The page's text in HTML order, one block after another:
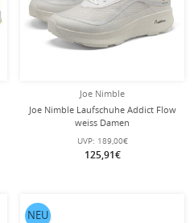
Joe Nimble
Joe Nimble Laufschuhe Addict Flow
weiss Damen
UVP: 189,00€
125,91€
NEU